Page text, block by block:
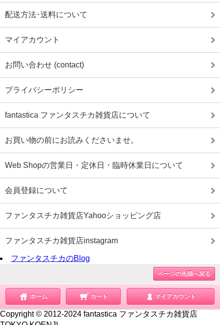
配送方法･送料について
マイアカウント
お問い合わせ (contact)
プライバシーポリシー
fantastica ファンタスチカ雑貨店について
お買い物の前にお読みくださいませ。
Web Shopの営業日・定休日・臨時休業日について
会員登録について
ファンタスチカ雑貨店Yahooショッピング店
ファンタスチカ雑貨店instagram
ファンタスチカのBlog
ページの先頭へ戻る
ホーム カート マイアカウント
Copyright © 2012-2024 fantastica ファンタスチカ雑貨店